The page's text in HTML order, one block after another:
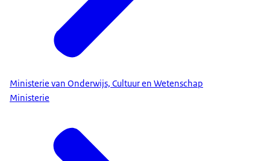
Ministerie van Onderwijs, Cultuur en Wetenschap
Ministerie